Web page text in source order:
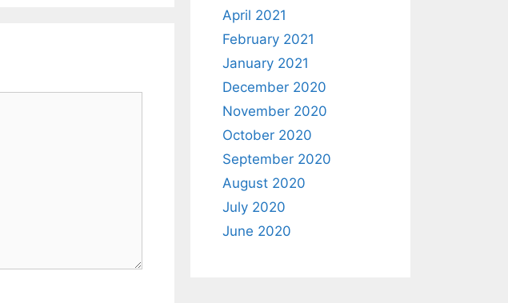
April 2021
February 2021
January 2021
December 2020
November 2020
October 2020
September 2020
August 2020
July 2020
June 2020